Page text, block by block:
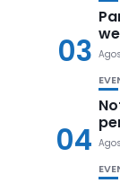
03
04